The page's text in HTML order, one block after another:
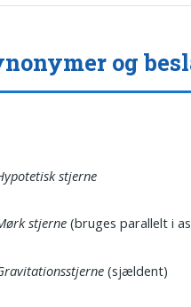
og
stjerne
stjerne (bruges parallelt i
(sjældent)